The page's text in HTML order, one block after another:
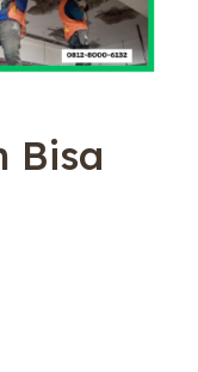
Bisa